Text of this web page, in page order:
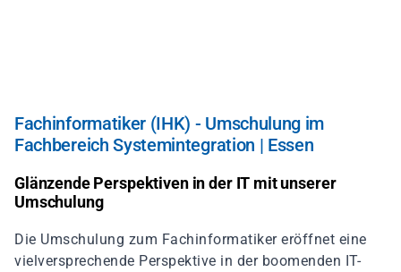
Fachinformatiker (IHK) - Umschulung im
Fachbereich Systemintegration | Essen
Glänzende Perspektiven in der IT mit unserer
Umschulung
Die Umschulung zum Fachinformatiker eröffnet eine
vielversprechende Perspektive in der boomenden IT-